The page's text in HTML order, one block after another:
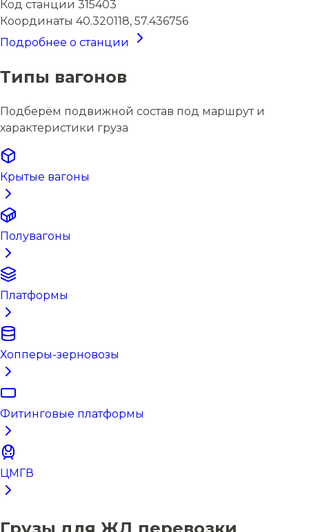
Код станции 315403
Координаты 40.320118, 57.436756
Подробнее о станции
Типы вагонов
Подберём подвижной состав под маршрут и
характеристики груза
Крытые вагоны
Полувагоны
Платформы
Хопперы-зерновозы
Фитинговые платформы
ЦМГВ